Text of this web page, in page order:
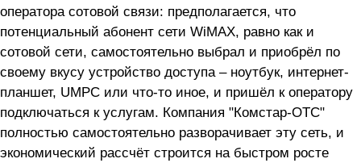
оператора сотовой связи: предполагается, что
потенциальный абонент сети WiMAX, равно как и
сотовой сети, самостоятельно выбрал и приобрёл по
своему вкусу устройство доступа – ноутбук, интернет-
планшет, UMPC или что-то иное, и пришёл к оператору
подключаться к услугам. Компания "Комстар-ОТС"
полностью самостоятельно разворачивает эту сеть, и
экономический рассчёт строится на быстром росте